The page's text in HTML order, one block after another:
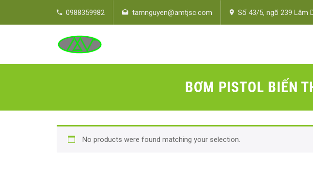
0988359982 tamnguyen@amtjsc.com Số 43/5, ngõ 239 Lâm
BƠM PISTOL BIẾN
No products were found matching your selection.